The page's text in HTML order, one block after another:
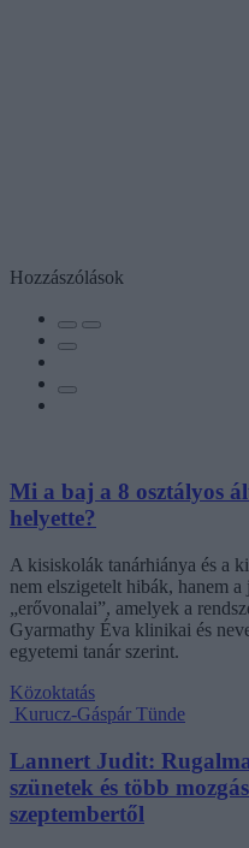
Hozzászólások
Mi a baj a 8 osztályos
helyette?
A kisiskolák tanárhiánya és a
nem elszigetelt hibák, hanem
„erővonalai”, amelyek a
Gyarmathy Éva klinikai és
egyetemi tanár szerint.
Közoktatás
Kurucz-Gáspár Tünde
Lannert Judit:
szünetek és több
szeptembertől